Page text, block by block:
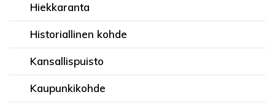
Hiekkaranta
Historiallinen kohde
Kansallispuisto
Kaupunkikohde